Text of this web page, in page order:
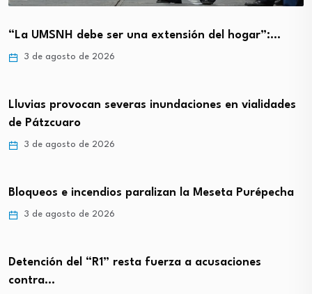
“La UMSNH debe ser una extensión del hogar”:…
3 de agosto de 2026
Lluvias provocan severas inundaciones en vialidades
de Pátzcuaro
3 de agosto de 2026
Bloqueos e incendios paralizan la Meseta Purépecha
3 de agosto de 2026
Detención del “R1” resta fuerza a acusaciones
contra…